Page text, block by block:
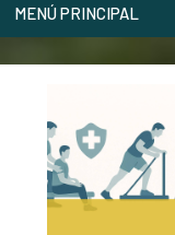
MENÚ PRINCIPAL